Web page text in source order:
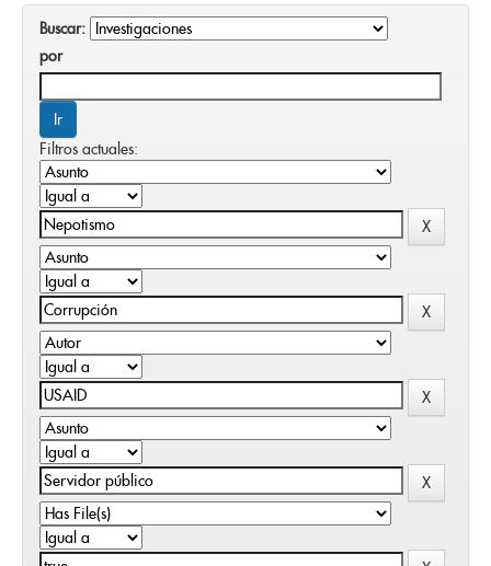
Buscar:
por
Filtros actuales: